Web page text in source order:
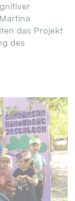
das Projekt
des